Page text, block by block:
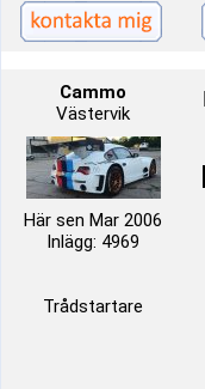
Cammo
Västervik
Här sen Mar 2006
Inlägg: 4969
Trådstartare